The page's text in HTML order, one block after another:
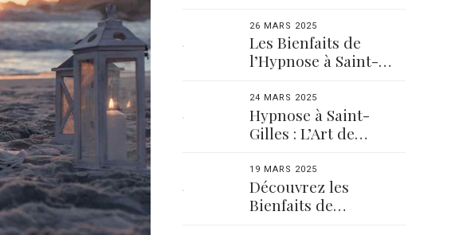
Conseils
26 MARS 2025
Les Bienfaits de
l’Hypnose à Saint-
Apaisé
24 MARS 2025
Hypnose à Saint-
Gilles : L’Art de
Équilibre
19 MARS 2025
Découvrez les
Bienfaits de